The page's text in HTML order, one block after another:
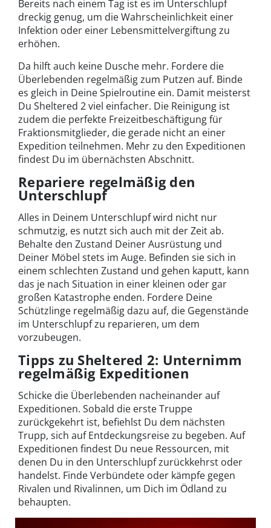
Bereits nach einem Tag ist es im Unterschlupf
dreckig genug, um die Wahrscheinlichkeit einer
Infektion oder einer Lebensmittelvergiftung zu
erhöhen.
Da hilft auch keine Dusche mehr. Fordere die
Überlebenden regelmäßig zum Putzen auf. Binde
es gleich in Deine Spielroutine ein. Damit meisterst
Du Sheltered 2 viel einfacher. Die Reinigung ist
zudem die perfekte Freizeitbeschäftigung für
Fraktionsmitglieder, die gerade nicht an einer
Expedition teilnehmen. Mehr zu den Expeditionen
findest Du im übernächsten Abschnitt.
Repariere regelmäßig den
Unterschlupf
Alles in Deinem Unterschlupf wird nicht nur
schmutzig, es nutzt sich auch mit der Zeit ab.
Behalte den Zustand Deiner Ausrüstung und
Deiner Möbel stets im Auge. Befinden sie sich in
einem schlechten Zustand und gehen kaputt, kann
das je nach Situation in einer kleinen oder gar
großen Katastrophe enden. Fordere Deine
Schützlinge regelmäßig dazu auf, die Gegenstände
im Unterschlupf zu reparieren, um dem
vorzubeugen.
Tipps zu Sheltered 2: Unternimm
regelmäßig Expeditionen
Schicke die Überlebenden nacheinander auf
Expeditionen. Sobald die erste Truppe
zurückgekehrt ist, befiehlst Du dem nächsten
Trupp, sich auf Entdeckungsreise zu begeben. Auf
Expeditionen findest Du neue Ressourcen, mit
denen Du in den Unterschlupf zurückkehrst oder
handelst. Finde Verbündete oder kämpfe gegen
Rivalen und Rivalinnen, um Dich im Ödland zu
behaupten.